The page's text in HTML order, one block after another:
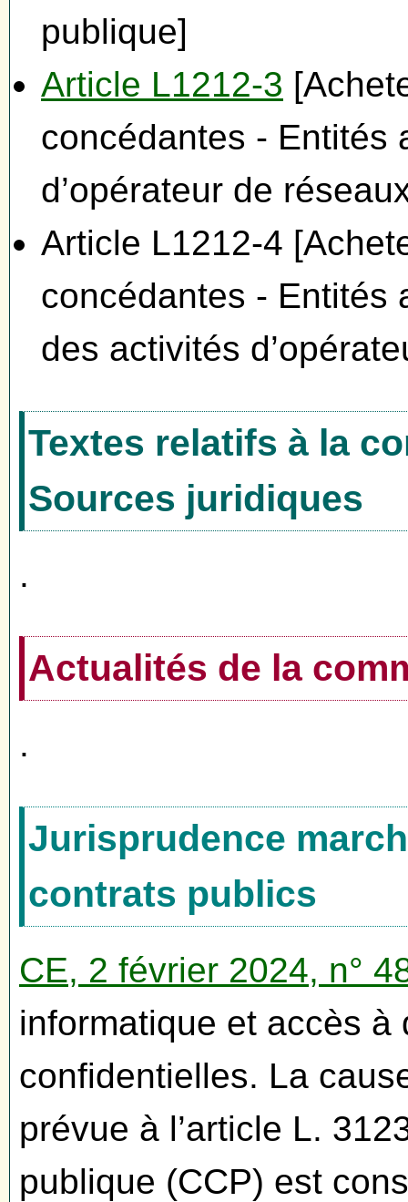
publique]
Article L1212-3
concédantes - Entités
d’opérateur de
Article L1212-4
concédantes - Entités
des activités
Textes relatifs à la
Sources juridiques
.
Actualités de la
.
Jurisprudence
contrats publics
CE, 2 février 2024, n°
informatique et accès à
confidentielles. La
prévue à l’article L.
publique (CCP) est